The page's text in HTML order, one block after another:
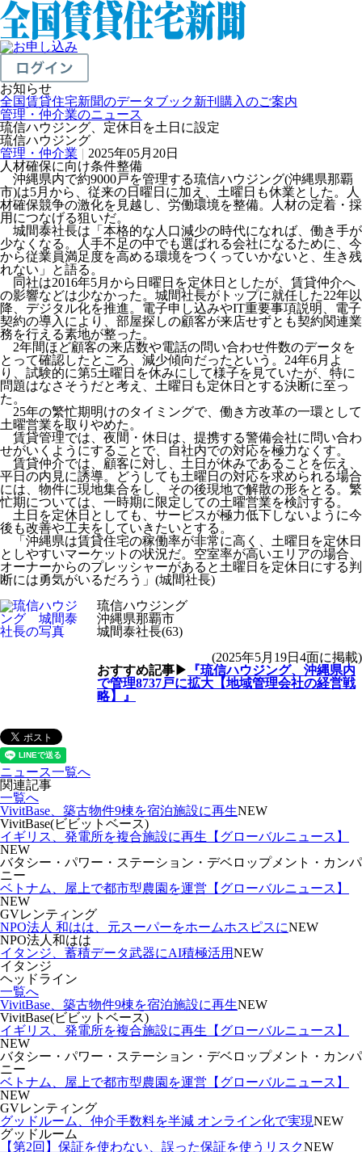
お知らせ
全国賃貸住宅新聞のデータブック新刊購入のご案内
管理・仲介業のニュース
琉信ハウジング、定休日を土日に設定
琉信ハウジング
管理・仲介業 | 2025年05月20日
人材確保に向け条件整備
沖縄県内で約9000戸を管理する琉信ハウジング(沖縄県那覇
市)は5月から、従来の日曜日に加え、土曜日も休業とした。人
材確保競争の激化を見越し、労働環境を整備。人材の定着・採
用につなげる狙いだ。
城間泰社長は「本格的な人口減少の時代になれば、働き手が
少なくなる。人手不足の中でも選ばれる会社になるために、今
から従業員満足度を高める環境をつくっていかないと、生き残
れない」と語る。
同社は2016年5月から日曜日を定休日としたが、賃貸仲介へ
の影響などは少なかった。城間社長がトップに就任した22年以
降、デジタル化を推進。電子申し込みやIT重要事項説明、電子
契約の導入により、部屋探しの顧客が来店せずとも契約関連業
務を行える素地が整った。
2年間ほど顧客の来店数や電話の問い合わせ件数のデータを
とって確認したところ、減少傾向だったという。24年6月よ
り、試験的に第5土曜日を休みにして様子を見ていたが、特に
問題はなさそうだと考え、土曜日も定休日とする決断に至っ
た。
25年の繁忙期明けのタイミングで、働き方改革の一環として
土曜営業を取りやめた。
賃貸管理では、夜間・休日は、提携する警備会社に問い合わ
せがいくようにすることで、自社内での対応を極力なくす。
賃貸仲介では、顧客に対し、土日が休みであることを伝え、
平日の内見に誘導。どうしても土曜日の対応を求められる場合
には、物件に現地集合をし、その後現地で解散の形をとる。繁
忙期については、一時期に限定しての土曜営業を検討する。
土日を定休日としても、サービスが極力低下しないように今
後も改善や工夫をしていきたいとする。
「沖縄県は賃貸住宅の稼働率が非常に高く、土曜日を定休日
としやすいマーケットの状況だ。空室率が高いエリアの場合、
オーナーからのプレッシャーがあると土曜日を定休日にする判
断には勇気がいるだろう」(城間社長)
琉信ハウジング
沖縄県那覇市
城間泰社長(63)
(2025年5月19日4面に掲載)
おすすめ記事▶
『琉信ハウジング、沖縄県内
で管理8737戸に拡大【地域管理会社の経営戦
略】』
ニュース一覧へ
関連記事
一覧へ
VivitBase、築古物件9棟を宿泊施設に再生NEW
VivitBase(ビビットベース)
イギリス、発電所を複合施設に再生【グローバルニュース】
NEW
バタシー・パワー・ステーション・デベロップメント・カンパ
ニー
ベトナム、屋上で都市型農園を運営【グローバルニュース】
NEW
GVレンティング
NPO法人 和はは、元スーパーをホームホスピスにNEW
NPO法人和はは
イタンジ、蓄積データ武器にAI積極活用NEW
イタンジ
ヘッドライン
一覧へ
VivitBase、築古物件9棟を宿泊施設に再生NEW
VivitBase(ビビットベース)
イギリス、発電所を複合施設に再生【グローバルニュース】
NEW
バタシー・パワー・ステーション・デベロップメント・カンパ
ニー
ベトナム、屋上で都市型農園を運営【グローバルニュース】
NEW
GVレンティング
グッドルーム、仲介手数料を半減 オンライン化で実現NEW
グッドルーム
【第2回】保証を使わない、誤った保証を使うリスクNEW